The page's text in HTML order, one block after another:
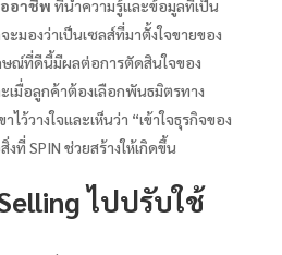
อาชีพ ที่นำความรู้และข้อมูลที่เป็น
ะมองว่าเป็นเซลส์ที่มาตั้งใจขายของ
ษณ์ที่ดีนี้มีผลต่อการตัดสินใจของ
เมื่อลูกค้าต้องเลือกพันธมิตรทาง
ไว้วางใจและเห็นว่า “เข้าใจธุรกิจของ
ที่ SPIN ช่วยสร้างให้เกิดขึ้น
ไปปรับใช้